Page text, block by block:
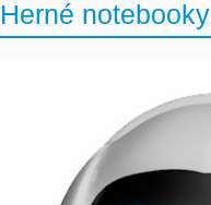
Herné notebooky